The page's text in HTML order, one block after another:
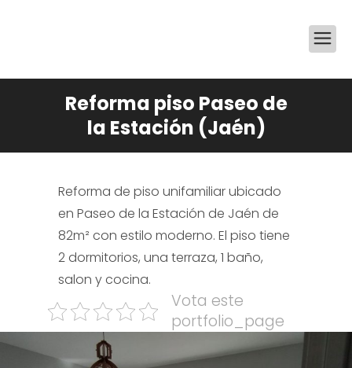
Reforma piso Paseo de
la Estación (Jaén)
Reforma de piso unifamiliar ubicado
en Paseo de la Estación de Jaén de
82m² con estilo moderno. El piso tiene
2 dormitorios, una terraza, 1 baño,
salon y cocina.
Vota este
portfolio_page